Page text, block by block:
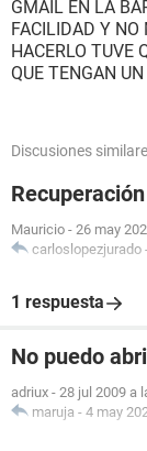
GMAIL EN LA
FACILIDAD Y NO
HACERLO TUVE
QUE TENGAN
Discusiones
Mauricio - 26 may
carloslopezjurado
1 respuesta
No puedo
adriux - 28 jul 2009 a
maruja - 4 may